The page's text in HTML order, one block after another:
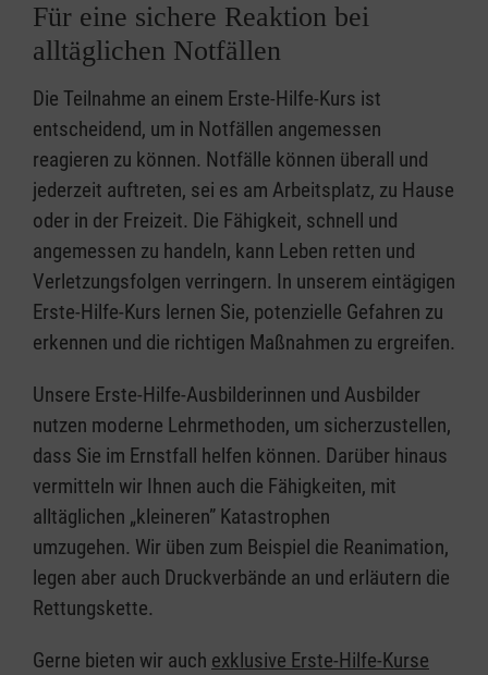
Für eine sichere Reaktion bei
alltäglichen Notfällen
Die Teilnahme an einem Erste-Hilfe-Kurs ist
entscheidend, um in Notfällen angemessen
reagieren zu können. Notfälle können überall und
jederzeit auftreten, sei es am Arbeitsplatz, zu Hause
oder in der Freizeit. Die Fähigkeit, schnell und
angemessen zu handeln, kann Leben retten und
Verletzungsfolgen verringern. In unserem eintägigen
Erste-Hilfe-Kurs lernen Sie, potenzielle Gefahren zu
erkennen und die richtigen Maßnahmen zu ergreifen.
Unsere Erste-Hilfe-Ausbilderinnen und Ausbilder
nutzen moderne Lehrmethoden, um sicherzustellen,
dass Sie im Ernstfall helfen können. Darüber hinaus
vermitteln wir Ihnen auch die Fähigkeiten, mit
alltäglichen „kleineren” Katastrophen
umzugehen. Wir üben zum Beispiel die Reanimation,
legen aber auch Druckverbände an und erläutern die
Rettungskette.
Gerne bieten wir auch exklusive Erste-Hilfe-Kurse